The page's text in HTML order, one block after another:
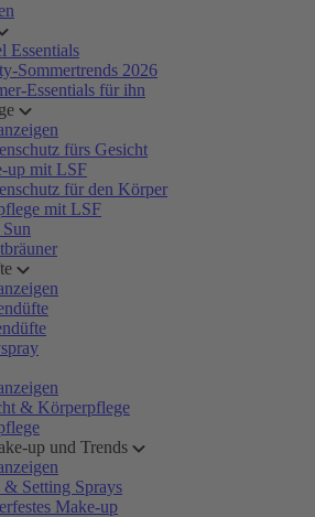
Essentials
Sommertrends 2026
Essentials für ihn
fürs Gesicht
up mit LSF
für den Körper
mit LSF
& Körperpflege
up und Trends
& Setting Sprays
Make-up